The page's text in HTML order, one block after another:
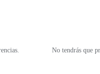
No tendrás que